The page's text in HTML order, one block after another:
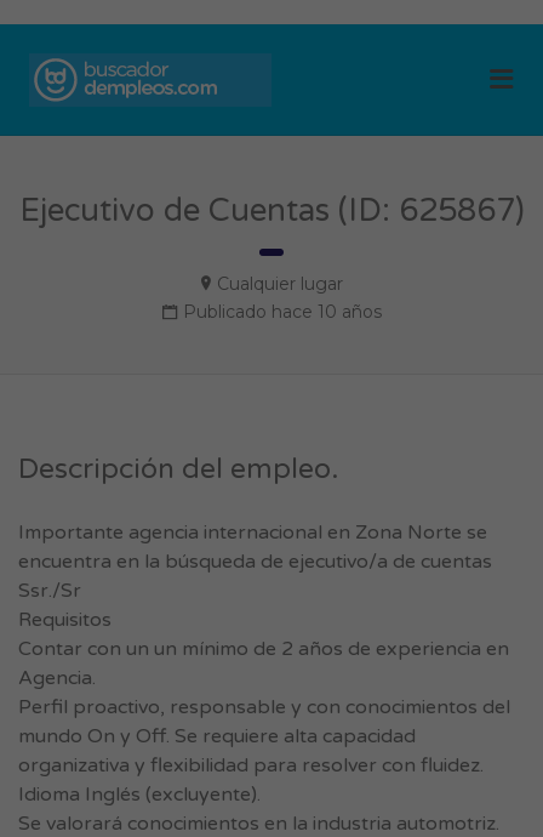
Ejecutivo de Cuentas (ID: 625867)
Cualquier lugar
Publicado hace 10 años
Descripción del empleo.
Importante agencia internacional en Zona Norte se
encuentra en la búsqueda de ejecutivo/a de cuentas
Ssr./Sr
Requisitos
Contar con un un mínimo de 2 años de experiencia en
Agencia.
Perfil proactivo, responsable y con conocimientos del
mundo On y Off. Se requiere alta capacidad
organizativa y flexibilidad para resolver con fluidez.
Idioma Inglés (excluyente).
Se valorará conocimientos en la industria automotriz.